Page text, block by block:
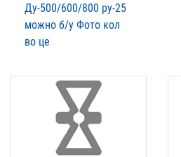
Ду-500/600/800 ру-25
можно б/у Фото кол
во це